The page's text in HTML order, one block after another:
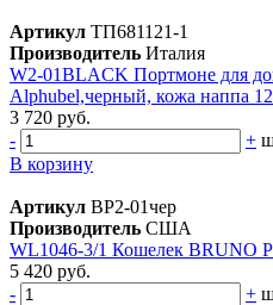
Артикул ТП681121-1
Производитель Италия
W2-01BLACK Портмоне для
Alphubel,черный, кожа наппа
3 720 руб.
-
+
В корзину
Артикул ВР2-01чер
Производитель США
WL1046-3/1 Кошелек BRUNO
5 420 руб.
-
+